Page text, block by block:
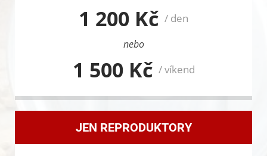
1 200 Kč / den
nebo
1 500 Kč / víkend
JEN REPRODUKTORY